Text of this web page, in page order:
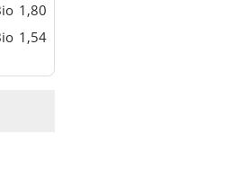
1,80
1,54